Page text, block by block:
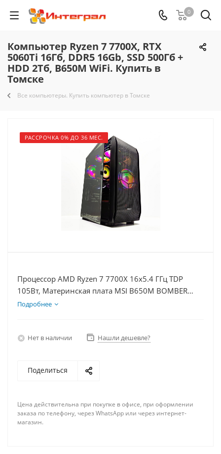
0
Компьютер Ryzen 7 7700X, RTX
5060Ti 16Гб, DDR5 16Gb, SSD 500Гб +
HDD 2Тб, B650M WiFi. Купить в
Томске
Все компьютеры. Купить компьютер в Томске
РАССРОЧКА 0% ДО 36 МЕС.
Процессор AMD Ryzen 7 7700X 16x5.4 ГГц TDP
105Вт, Материнская плата MSI B650M BOMBER
WIFI, Видеокарта RTX 5060Ti 16Гб, Память
Подробнее
Нет в наличии Нашли дешевле?
Поделиться
Цена действительна при покупке в офисе, при оформлении
заказа по телефону, через WhatsApp или через интернет-
магазин.